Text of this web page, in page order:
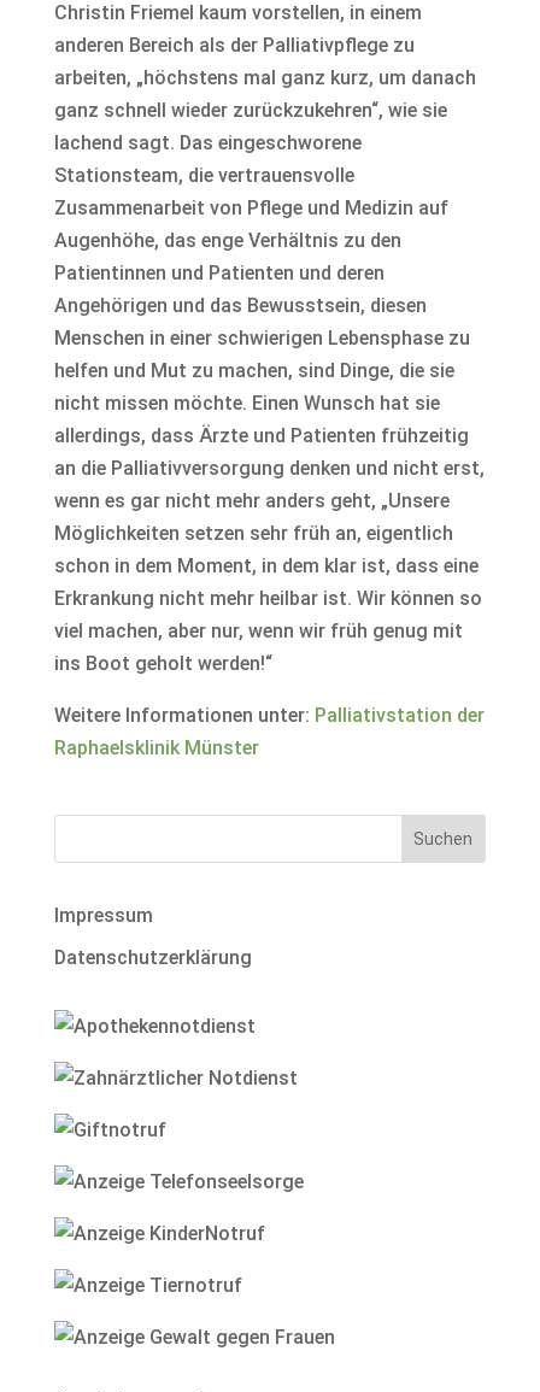
Christin Friemel kaum vorstellen, in einem
anderen Bereich als der Palliativpflege zu
arbeiten, „höchstens mal ganz kurz, um danach
ganz schnell wieder zurückzukehren“, wie sie
lachend sagt. Das eingeschworene
Stationsteam, die vertrauensvolle
Zusammenarbeit von Pflege und Medizin auf
Augenhöhe, das enge Verhältnis zu den
Patientinnen und Patienten und deren
Angehörigen und das Bewusstsein, diesen
Menschen in einer schwierigen Lebensphase zu
helfen und Mut zu machen, sind Dinge, die sie
nicht missen möchte. Einen Wunsch hat sie
allerdings, dass Ärzte und Patienten frühzeitig
an die Palliativversorgung denken und nicht erst,
wenn es gar nicht mehr anders geht, „Unsere
Möglichkeiten setzen sehr früh an, eigentlich
schon in dem Moment, in dem klar ist, dass eine
Erkrankung nicht mehr heilbar ist. Wir können so
viel machen, aber nur, wenn wir früh genug mit
ins Boot geholt werden!“
Weitere Informationen unter: Palliativstation der
Raphaelsklinik Münster
Impressum
Datenschutzerklärung